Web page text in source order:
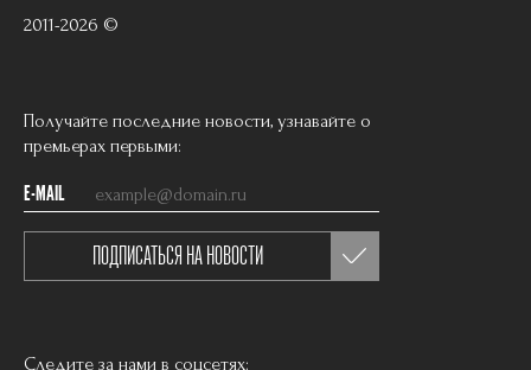
2011-2026 ©
Получайте последние новости, узнавайте о
премьерах первыми:
E-MAIL
ПОДПИСАТЬСЯ НА НОВОСТИ
Следите за нами в соцсетях: